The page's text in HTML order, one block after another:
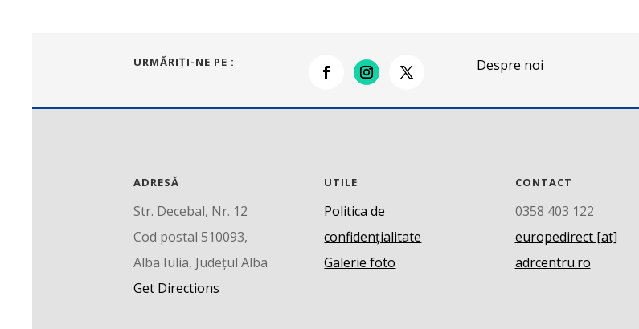
URMĂRIŢI-NE PE : Despre noi
ADRESĂ
Str. Decebal, Nr. 12
Cod postal 510093,
Alba Iulia, Județul Alba
Get Directions
UTILE
Politica de
confidențialitate
Galerie foto
CONTACT
0358 403 122
europedirect [at]
adrcentru.ro